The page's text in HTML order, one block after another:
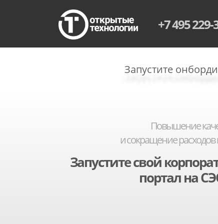
+7 495 229-
Запустите
Повышение
и сокращение
Запустите свой
портална